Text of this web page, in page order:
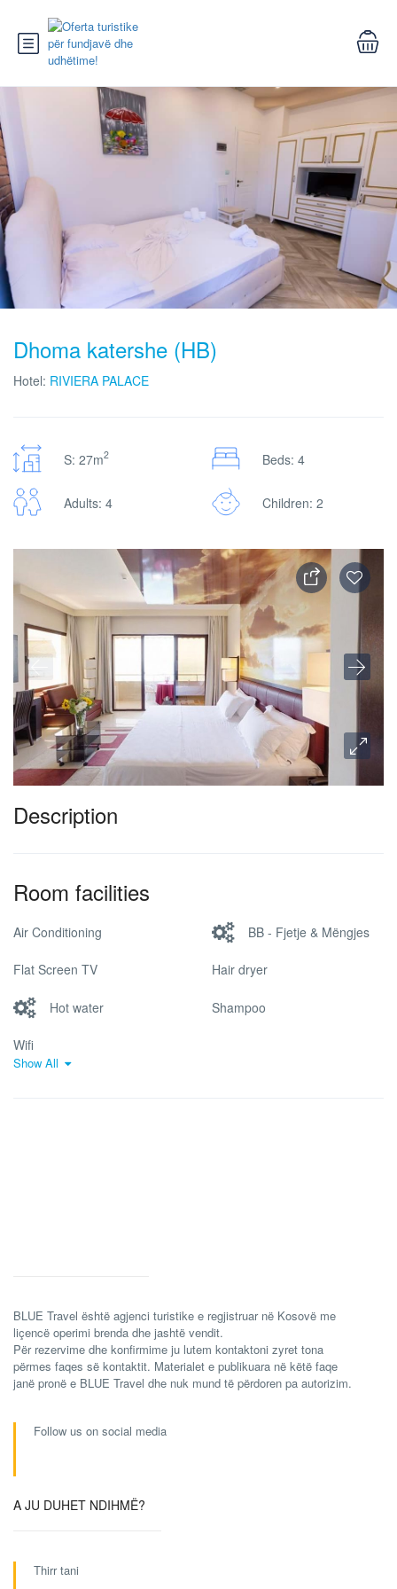
Dhoma katershe (HB)
Hotel: RIVIERA PALACE
S: 27m2 Beds: 4
Adults: 4 Children: 2
Description
Room facilities
Air Conditioning BB - Fjetje & Mëngjes
Flat Screen TV Hair dryer
Hot water Shampoo
Wifi
Show All
BLUE Travel është agjenci turistike e regjistruar në Kosovë me
liçencë operimi brenda dhe jashtë vendit.
Për rezervime dhe konfirmime ju lutem kontaktoni zyret tona
përmes faqes së kontaktit. Materialet e publikuara në këtë faqe
janë pronë e BLUE Travel dhe nuk mund të përdoren pa autorizim.
Follow us on social media
A JU DUHET NDIHMË?
Thirr tani